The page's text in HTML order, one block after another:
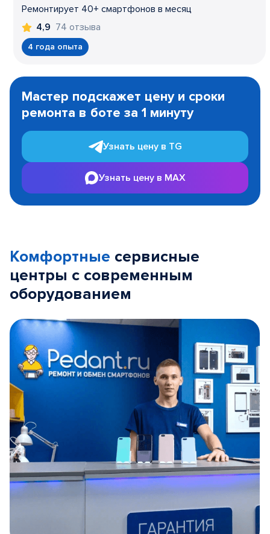
Ремонтирует 40+ смартфонов в месяц
4,9 74 отзыва
4 года опыта
1
Мастер подскажет цену и сроки
ремонта в боте за 1 минуту
Узнать цену в TG
Узнать цену в MAX
Комфортные сервисные
центры с современным
оборудованием